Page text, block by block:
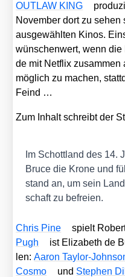
OUTLAW KING
Novem­ber dort zu
aus­ge­wähl­ten Kinos.
wün­schen­wert, wenn
de mit Net­flix zusam­men
mög­lich zu machen,
Feind …
Zum Inhalt schreibt der
Im Schott­land des 14.
Bruce die Kro­ne und
stand an, um sein
schaft zu befrei­en.
Chris Pine spielt
Pugh
ist Eliza­beth de
len:Aaron Tay­lor-
Cos­mo
und Ste­phen